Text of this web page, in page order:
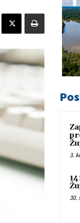
3.
30.